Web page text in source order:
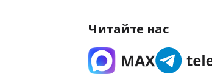
Читайте нас